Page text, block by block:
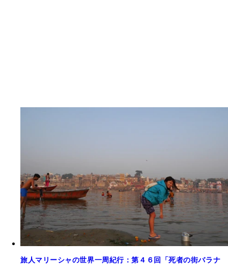
旅人マリーシャの世界一周紀行：第４６回「死者の街バラナ